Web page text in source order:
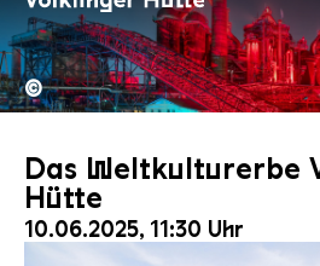
©
Das Weltkulturerbe
Hütte
10.06.2025, 11:30 Uhr